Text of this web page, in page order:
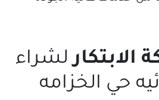
الابتكار لشراء
حي الخزامه